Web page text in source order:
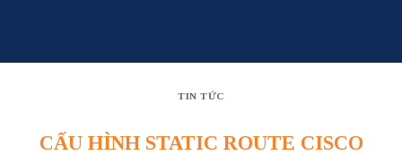
TIN TỨC
CẤU HÌNH STATIC ROUTE CISCO